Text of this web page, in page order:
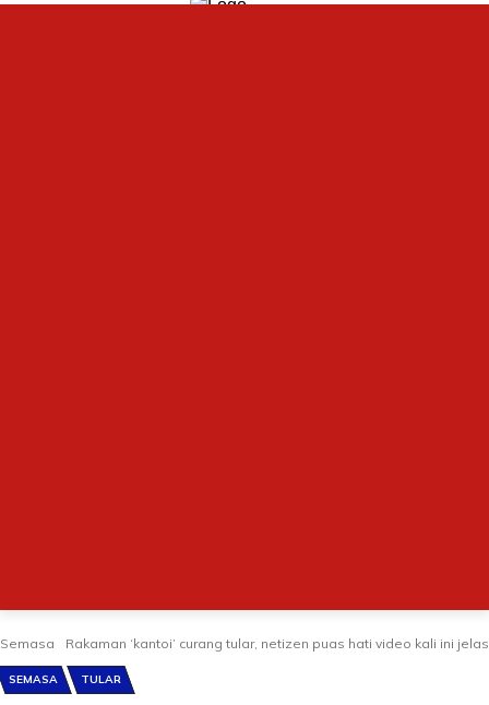
Semasa Rakaman ‘kantoi’ curang tular, netizen puas hati video kali ini jelas
SEMASA TULAR